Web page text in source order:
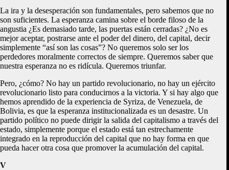
La ira y la desesperación son fundamentales, pero sabemos que no
son suficientes. La esperanza camina sobre el borde filoso de la
angustia ¿Es demasiado tarde, las puertas están cerradas? ¿No es
mejor aceptar, postrarse ante el poder del dinero, del capital, decir
simplemente “así son las cosas”? No queremos solo ser los
perdedores moralmente correctos de siempre. Queremos saber que
nuestra esperanza no es ridícula. Queremos triunfar.
Pero, ¿cómo? No hay un partido revolucionario, no hay un ejército
revolucionario listo para conducirnos a la victoria. Y si hay algo que
hemos aprendido de la experiencia de Syriza, de Venezuela, de
Bolivia, es que la esperanza institucionalizada es un desastre. Un
partido político no puede dirigir la salida del capitalismo a través del
estado, simplemente porque el estado está tan estrechamente
integrado en la reproducción del capital que no hay forma en que
pueda hacer otra cosa que promover la acumulación del capital.
V